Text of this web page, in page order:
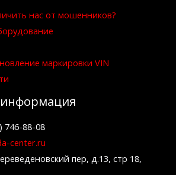
нас от мошенников?
маркировки VIN
746-88-08
center.ru
пер, д.13, стр 18,